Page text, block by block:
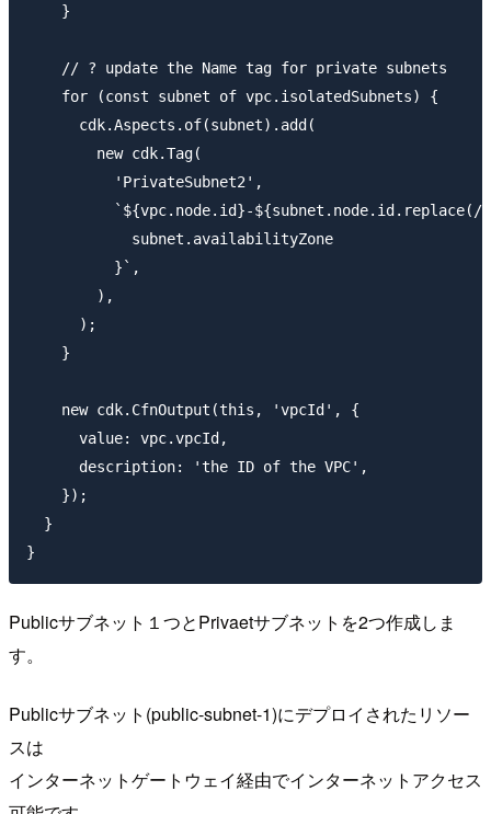
    }
    // ? update the Name tag for private subnets
    for (const subnet of vpc.isolatedSubnets) {
      cdk.Aspects.of(subnet).add(
        new cdk.Tag(
          'PrivateSubnet2',
`${vpc.node.id}-${subnet.node.id.replace(/
            subnet.availabilityZone
          }`,
        ),
      );
    }
    new cdk.CfnOutput(this, 'vpcId', {
      value: vpc.vpcId,
      description: 'the ID of the VPC',
    });
  }
Publicサブネット１つとPrivaetサブネットを2つ作成しま
す。
Publicサブネット(public-subnet-1)にデプロイされたリソー
スは
インターネットゲートウェイ経由でインターネットアクセス